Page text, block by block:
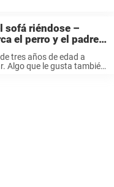
sofá riéndose –
el perro y el padre
tres años de edad a
Algo que le gusta también